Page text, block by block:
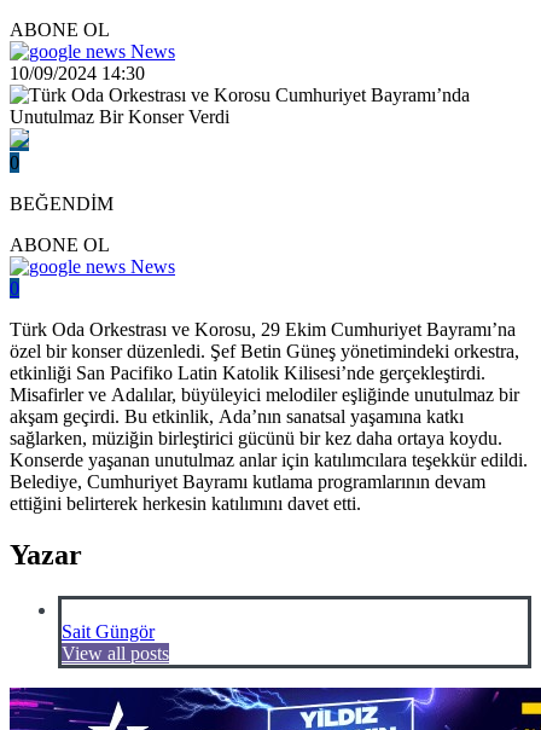
ABONE OL
News
10/09/2024 14:30
0
BEĞENDİM
ABONE OL
News
0
Türk Oda Orkestrası ve Korosu, 29 Ekim Cumhuriyet Bayramı’na
özel bir konser düzenledi. Şef Betin Güneş yönetimindeki orkestra,
etkinliği San Pacifiko Latin Katolik Kilisesi’nde gerçekleştirdi.
Misafirler ve Adalılar, büyüleyici melodiler eşliğinde unutulmaz bir
akşam geçirdi. Bu etkinlik, Ada’nın sanatsal yaşamına katkı
sağlarken, müziğin birleştirici gücünü bir kez daha ortaya koydu.
Konserde yaşanan unutulmaz anlar için katılımcılara teşekkür edildi.
Belediye, Cumhuriyet Bayramı kutlama programlarının devam
ettiğini belirterek herkesin katılımını davet etti.
Yazar
Sait Güngör
View all posts